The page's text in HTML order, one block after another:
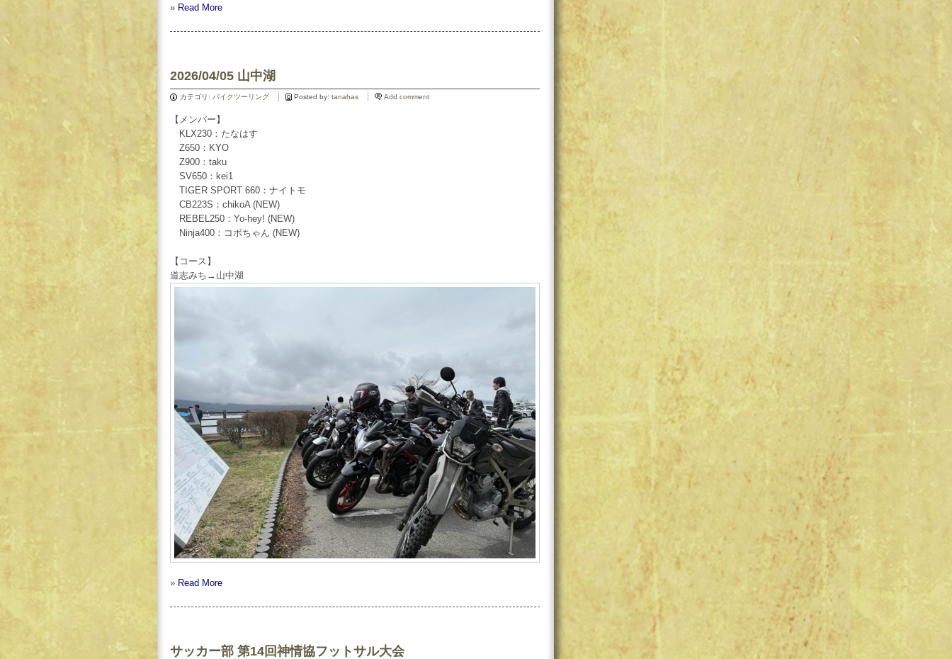
» Read More
2026/04/05 山中湖
カテゴリ: バイクツーリング Posted by: tanahas Add comment
【メンバー】
KLX230：たなはす
Z650：KYO
Z900：taku
SV650：kei1
TIGER SPORT 660：ナイトモ
CB223S：chikoA (NEW)
REBEL250：Yo-hey! (NEW)
Ninja400：コボちゃん (NEW)
【コース】
道志みち→山中湖
» Read More
サッカー部 第14回神情協フットサル大会